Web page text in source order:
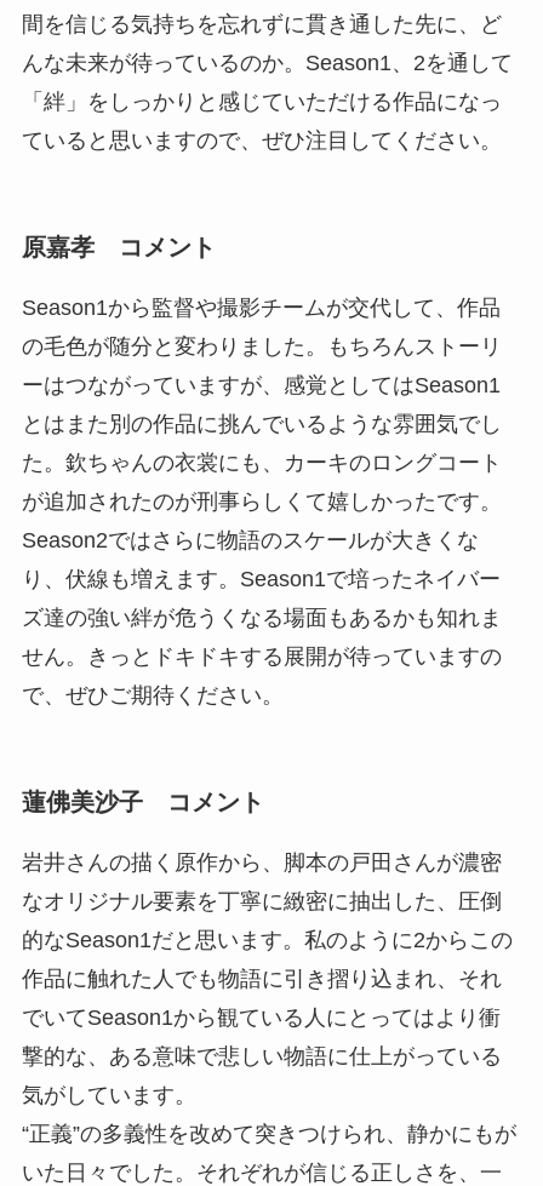
間を信じる気持ちを忘れずに貫き通した先に、ど
んな未来が待っているのか。Season1、2を通して
「絆」をしっかりと感じていただける作品になっ
ていると思いますので、ぜひ注目してください。
原嘉孝 コメント
Season1から監督や撮影チームが交代して、作品
の毛色が随分と変わりました。もちろんストーリ
ーはつながっていますが、感覚としてはSeason1
とはまた別の作品に挑んでいるような雰囲気でし
た。欽ちゃんの衣裳にも、カーキのロングコート
が追加されたのが刑事らしくて嬉しかったです。
Season2ではさらに物語のスケールが大きくな
り、伏線も増えます。Season1で培ったネイバー
ズ達の強い絆が危うくなる場面もあるかも知れま
せん。きっとドキドキする展開が待っていますの
で、ぜひご期待ください。
蓮佛美沙子 コメント
岩井さんの描く原作から、脚本の戸田さんが濃密
なオリジナル要素を丁寧に緻密に抽出した、圧倒
的なSeason1だと思います。私のように2からこの
作品に触れた人でも物語に引き摺り込まれ、それ
でいてSeason1から観ている人にとってはより衝
撃的な、ある意味で悲しい物語に仕上がっている
気がしています。
“正義”の多義性を改めて突きつけられ、静かにもが
いた日々でした。それぞれが信じる正しさを、一